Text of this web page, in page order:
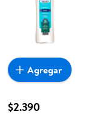
$2.390
Agregar